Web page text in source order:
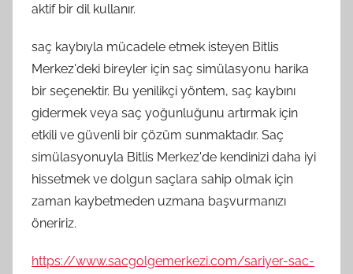
aktif bir dil kullanır.
saç kaybıyla mücadele etmek isteyen Bitlis
Merkez'deki bireyler için saç simülasyonu harika
bir seçenektir. Bu yenilikçi yöntem, saç kaybını
gidermek veya saç yoğunluğunu artırmak için
etkili ve güvenli bir çözüm sunmaktadır. Saç
simülasyonuyla Bitlis Merkez'de kendinizi daha iyi
hissetmek ve dolgun saçlara sahip olmak için
zaman kaybetmeden uzmana başvurmanızı
öneririz.
https://www.sacgolgemerkezi.com/sariyer-sac-